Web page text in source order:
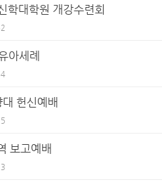
대학원 개강수련회
아세례
헌신예배
보고예배